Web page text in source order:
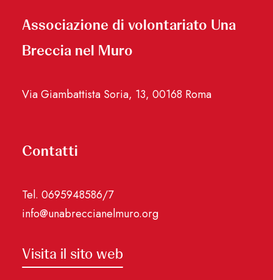
Associazione di volontariato Una
Breccia nel Muro
Via Giambattista Soria, 13, 00168 Roma
Contatti
Tel. 0695948586/7
info@unabreccianelmuro.org
Visita il sito web